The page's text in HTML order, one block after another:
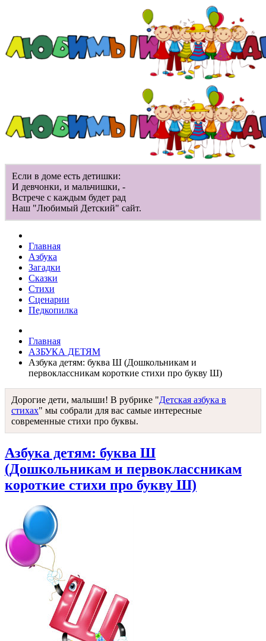
Если в доме есть детишки:
И девчонки, и мальчишки, -
Встрече с каждым будет рад
Наш "Любимый Детский" сайт.
Главная
Азбука
Загадки
Сказки
Стихи
Сценарии
Педкопилка
Главная
АЗБУКА ДЕТЯМ
Азбука детям: буква Ш (Дошкольникам и
первоклассникам короткие стихи про букву Ш)
Дорогие дети, малыши! В рубрике "Детская азбука в
стихах" мы собрали для вас самые интересные
современные стихи про буквы.
Азбука детям: буква Ш
(Дошкольникам и первоклассникам
короткие стихи про букву Ш)